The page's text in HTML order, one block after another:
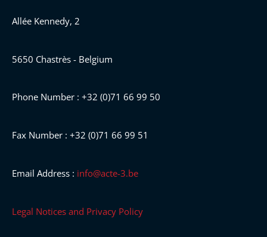
Allée Kennedy, 2
5650 Chastrès - Belgium
Phone Number : +32 (0)71 66 99 50
Fax Number : +32 (0)71 66 99 51
Email Address : info@acte-3.be
Legal Notices and Privacy Policy